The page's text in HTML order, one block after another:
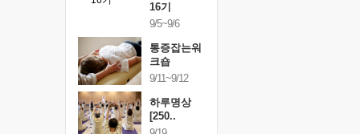
16기
9/5~9/6
통증잡는워
크숍
9/11~9/12
하루명상
[250..